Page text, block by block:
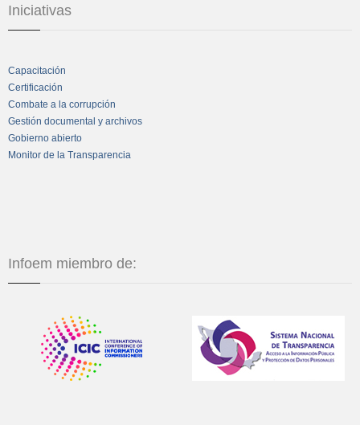
Iniciativas
Capacitación
Certificación
Combate a la corrupción
Gestión documental y archivos
Gobierno abierto
Monitor de la Transparencia
Infoem miembro de: